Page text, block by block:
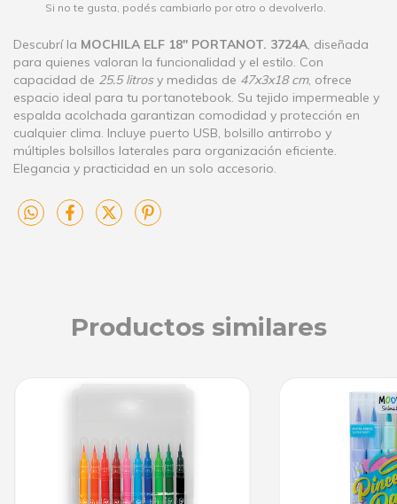
Si no te gusta, podés cambiarlo por otro o devolverlo.
Descubrí la MOCHILA ELF 18" PORTANOT. 3724A, diseñada
para quienes valoran la funcionalidad y el estilo. Con
capacidad de 25.5 litrosy medidas de 47x3x18 cm, ofrece
espacio ideal para tu portanotebook. Su tejido impermeable y
espalda acolchada garantizan comodidad y protección en
cualquier clima. Incluye puerto USB, bolsillo antirrobo y
múltiples bolsillos laterales para organización eficiente.
Elegancia y practicidad en un solo accesorio.
Productos similares